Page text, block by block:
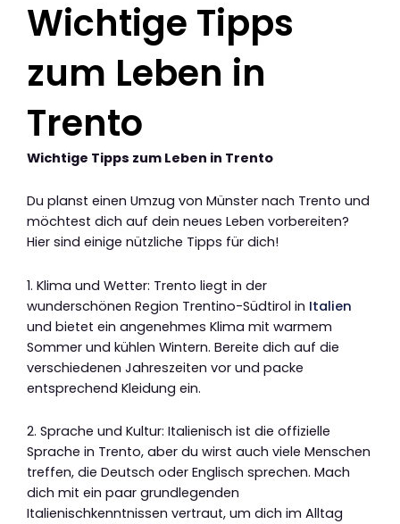
Wichtige Tipps
zum Leben in
Trento
Wichtige Tipps zum Leben in Trento
Du planst einen Umzug von Münster nach Trento und
möchtest dich auf dein neues Leben vorbereiten?
Hier sind einige nützliche Tipps für dich!
1. Klima und Wetter: Trento liegt in der
wunderschönen Region Trentino-Südtirol in Italien
und bietet ein angenehmes Klima mit warmem
Sommer und kühlen Wintern. Bereite dich auf die
verschiedenen Jahreszeiten vor und packe
entsprechend Kleidung ein.
2. Sprache und Kultur: Italienisch ist die offizielle
Sprache in Trento, aber du wirst auch viele Menschen
treffen, die Deutsch oder Englisch sprechen. Mach
dich mit ein paar grundlegenden
Italienischkenntnissen vertraut, um dich im Alltag